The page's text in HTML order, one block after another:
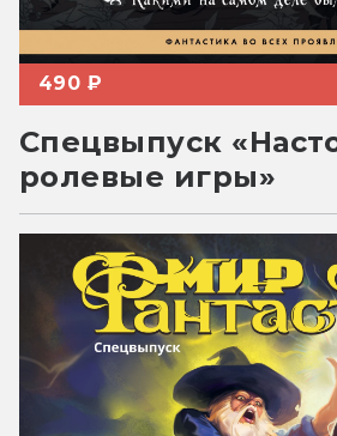
490 ₽
Спецвыпуск
ролевые игры»